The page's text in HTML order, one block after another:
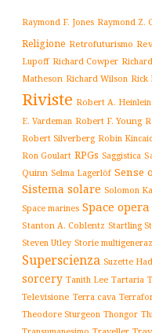
Raymond F. Jones Raymond Z.
Religione Retrofuturismo
Lupoff Richard Cowper
Matheson Richard Wilson Rick
Riviste Robert A. Heinlein
E. Vardeman Robert F. Young
Robert Silverberg Robin
Ron Goulart RPGs Saggistica
Quinn Selma Lagerlöf Sense
Sistema solare Solomon
Space marines Space opera
Stanton A. Coblentz Startling
Steven Utley Storie
Superscienza Suzette
sorcery Tanith Lee Tartaria
Televisione Terra cava
Theodore Sturgeon Thongor